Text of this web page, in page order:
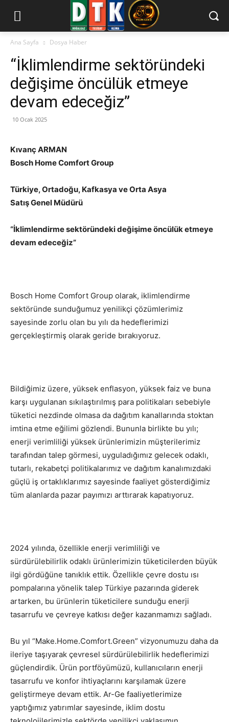
Ana Sayfa Dosya Haber
“İklimlendirme sektöründeki
değişime öncülük etmeye
devam edeceğiz”
10 Ocak 2025
Kıvanç ARMAN
Bosch Home Comfort Group
Türkiye, Ortadoğu, Kafkasya ve Orta Asya
Satış Genel Müdürü
“İklimlendirme sektöründeki değişime öncülük etmeye
devam edeceğiz”
Bosch Home Comfort Group olarak, iklimlendirme
sektöründe sunduğumuz yenilikçi çözümlerimiz
sayesinde zorlu olan bu yılı da hedeflerimizi
gerçekleştirmiş olarak geride bırakıyoruz.
Bildiğimiz üzere, yüksek enflasyon, yüksek faiz ve buna
karşı uygulanan sıkılaştırılmış para politikaları sebebiyle
tüketici nezdinde olmasa da dağıtım kanallarında stoktan
imtina etme eğilimi gözlendi. Bununla birlikte bu yılı;
enerji verimliliği yüksek ürünlerimizin müşterilerimiz
tarafından talep görmesi, uyguladığımız gelecek odaklı,
tutarlı, rekabetçi politikalarımız ve dağıtım kanalımızdaki
güçlü iş ortaklıklarımız sayesinde faaliyet gösterdiğimiz
tüm alanlarda pazar payımızı arttırarak kapatıyoruz.
2024 yılında, özellikle enerji verimliliği ve
sürdürülebilirlik odaklı ürünlerimizin tüketicilerden büyük
ilgi gördüğüne tanıklık ettik. Özellikle çevre dostu ısı
pompalarına yönelik talep Türkiye pazarında giderek
artarken, bu ürünlerin tüketicilere sunduğu enerji
tasarrufu ve çevreye katkısı değer kazanmamızı sağladı.
Bu yıl “Make.Home.Comfort.Green” vizyonumuzu daha da
ileriye taşıyarak çevresel sürdürülebilirlik hedeflerimizi
güçlendirdik. Ürün portföyümüzü, kullanıcıların enerji
tasarrufu ve konfor ihtiyaçlarını karşılamak üzere
geliştirmeye devam ettik. Ar-Ge faaliyetlerimize
yaptığımız yatırımlar sayesinde, iklim dostu